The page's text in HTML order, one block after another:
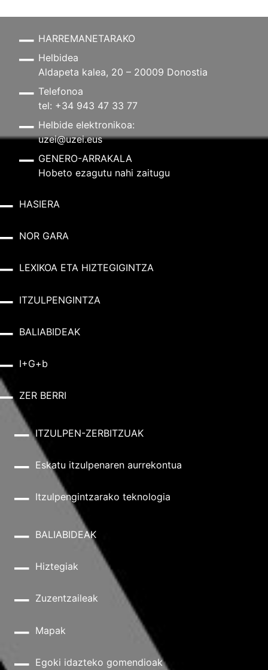
HARREMANETARAKO
Helbidea
Aldapeta kalea, 20 – 20009 Donostia
Telefonoa
tel: +34 943 47 33 77
Helbide elektronikoa:
uzei@uzei.eus
GENERO-ARRAKALA
Hobeto ezagutu nahi zaitugu
HASIERA
NOR GARA
LEXIKOA ETA HIZTEGIGINTZA
ITZULPENGINTZA
BALIABIDEAK
I+G+b
ZER BERRI
ITZULPEN-ZERBITZUAK
Eskatu itzulpenaren aurrekontua
Itzulpengintzarako teknologia
BALIABIDEAK
Hiztegiak
Zuzentzaileak
Mapak
Egoki idazteko gomendioak